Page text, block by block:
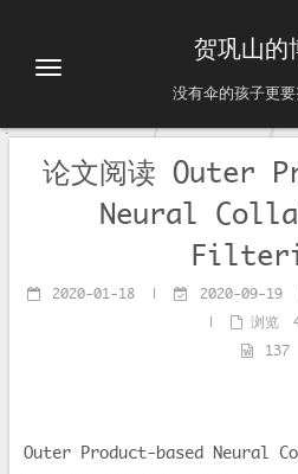
贺巩山的
没有伞的孩子更
论文阅读 Outer
Neural
2020-01-18 | 2020-09-19
|
浏览
137
Outer Product-based Neural